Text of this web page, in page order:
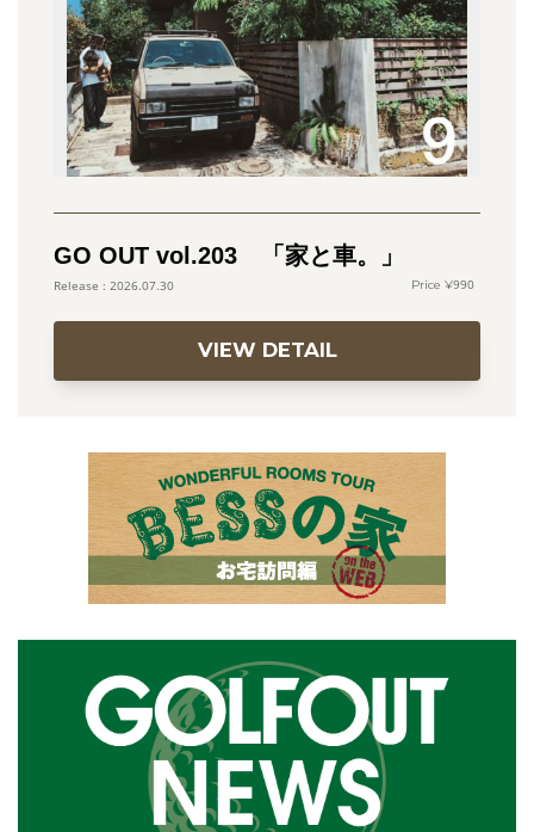
GO OUT vol.203 「家と車。」
2026.07.30 990
VIEW DETAIL